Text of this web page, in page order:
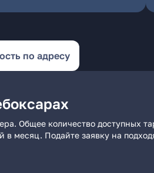
по адресу
Общее количество доступных
месяц. Подайте заявку на